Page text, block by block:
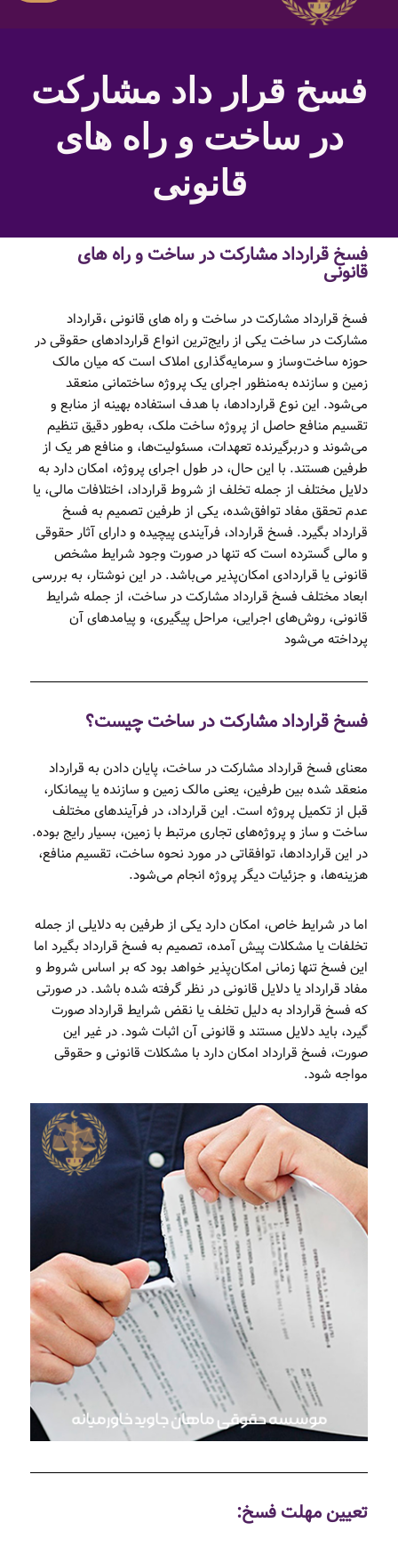
فسخ قرار داد مشارکت
در ساخت و راه های
قانونی
فسخ قرارداد مشارکت در ساخت و راه های
قانونی
فسخ قرارداد مشارکت در ساخت و راه های قانونی ،قرارداد
مشارکت در ساخت یکی از رایج‌ترین انواع قراردادهای حقوقی در
حوزه ساخت‌وساز و سرمایه‌گذاری املاک است که میان مالک
زمین و سازنده به‌منظور اجرای یک پروژه ساختمانی منعقد
می‌شود. این نوع قراردادها، با هدف استفاده بهینه از منابع و
تقسیم منافع حاصل از پروژه ساخت ملک، به‌طور دقیق تنظیم
می‌شوند و دربرگیرنده تعهدات، مسئولیت‌ها، و منافع هر یک از
طرفین هستند. با این حال، در طول اجرای پروژه، امکان دارد به
دلایل مختلف از جمله تخلف از شروط قرارداد، اختلافات مالی، یا
عدم تحقق مفاد توافق‌شده، یکی از طرفین تصمیم به فسخ
قرارداد بگیرد. فسخ قرارداد، فرآیندی پیچیده و دارای آثار حقوقی
و مالی گسترده است که تنها در صورت وجود شرایط مشخص
قانونی یا قراردادی امکان‌پذیر می‌باشد. در این نوشتار، به بررسی
ابعاد مختلف فسخ قرارداد مشارکت در ساخت، از جمله شرایط
قانونی، روش‌های اجرایی، مراحل پیگیری، و پیامدهای آن
پرداخته می‌شود
فسخ قرارداد مشارکت در ساخت چیست؟
معنای فسخ قرارداد مشارکت در ساخت، پایان دادن به قرارداد
منعقد شده بین طرفین، یعنی مالک زمین و سازنده یا پیمانکار،
قبل از تکمیل پروژه است. این قرارداد، در فرآیندهای مختلف
ساخت و ساز و پروژه‌های تجاری مرتبط با زمین، بسیار رایج بوده.
در این قراردادها، توافقاتی در مورد نحوه ساخت، تقسیم منافع،
هزینه‌ها، و جزئیات دیگر پروژه انجام می‌شود.
اما در شرایط خاص، امکان دارد یکی از طرفین به دلایلی از جمله
تخلفات یا مشکلات پیش آمده، تصمیم به فسخ قرارداد بگیرد اما
این فسخ تنها زمانی امکان‌پذیر خواهد بود که بر اساس شروط و
مفاد قرارداد یا دلایل قانونی در نظر گرفته شده باشد. در صورتی
که فسخ قرارداد به دلیل تخلف یا نقض شرایط قرارداد صورت
گیرد، باید دلایل مستند و قانونی آن اثبات شود. در غیر این
صورت، فسخ قرارداد امکان دارد با مشکلات قانونی و حقوقی
مواجه شود.
تعیین مهلت فسخ: